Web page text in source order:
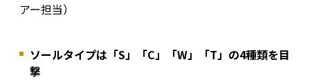
アー担当）
ソールタイプは「S」「C」「W」「T」の4種類を目
撃